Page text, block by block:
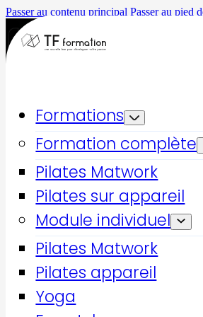
Passer au contenu principal Passer au pied
Formations
Formation complète
Pilates Matwork
Pilates sur appareil
Module individuel
Pilates Matwork
Pilates appareil
Yoga
Accueil
Formations qualifiantes
CQP INSTRUCTEUR FITNESS
CQP INSTRUCTEUR